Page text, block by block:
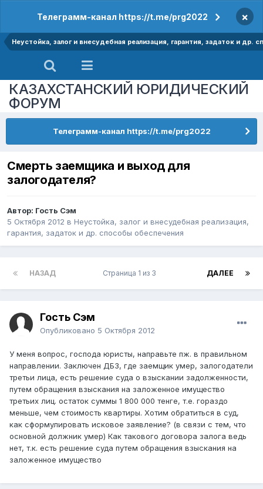
Телеграмм-канал https://t.me/prg2022 ×
Неустойка, залог и внесудебная реализация, гарантия, задаток и др.
КАЗАХСТАНСКИЙ ЮРИДИЧЕСКИЙ
ФОРУМ
Телеграмм-канал https://t.me/prg2022
Смерть заемщика и выход для
залогодателя?
Автор: Гость Сэм
5 Октября 2012 в Неустойка, залог и внесудебная реализация,
гарантия, задаток и др. способы обеспечения
НАЗАД ДАЛЕЕ
Страница 1 из 3
Гость Сэм
Опубликовано 5 Октября 2012
У меня вопрос, господа юристы, направьте пж. в правильном
направлении. Заключен ДБЗ, где заемщик умер, залогодатели
третьи лица, есть решение суда о взыскании задолженности,
путем обращения взыскания на заложенное имущество
третьих лиц. остаток суммы 1 800 000 тенге, т.е. гораздо
меньше, чем стоимость квартиры. Хотим обратиться в суд,
как сформулировать исковое заявление? (в связи с тем, что
основной должник умер) Как такового договора залога ведь
нет, т.к. есть решение суда путем обращения взыскания на
заложенное имущество